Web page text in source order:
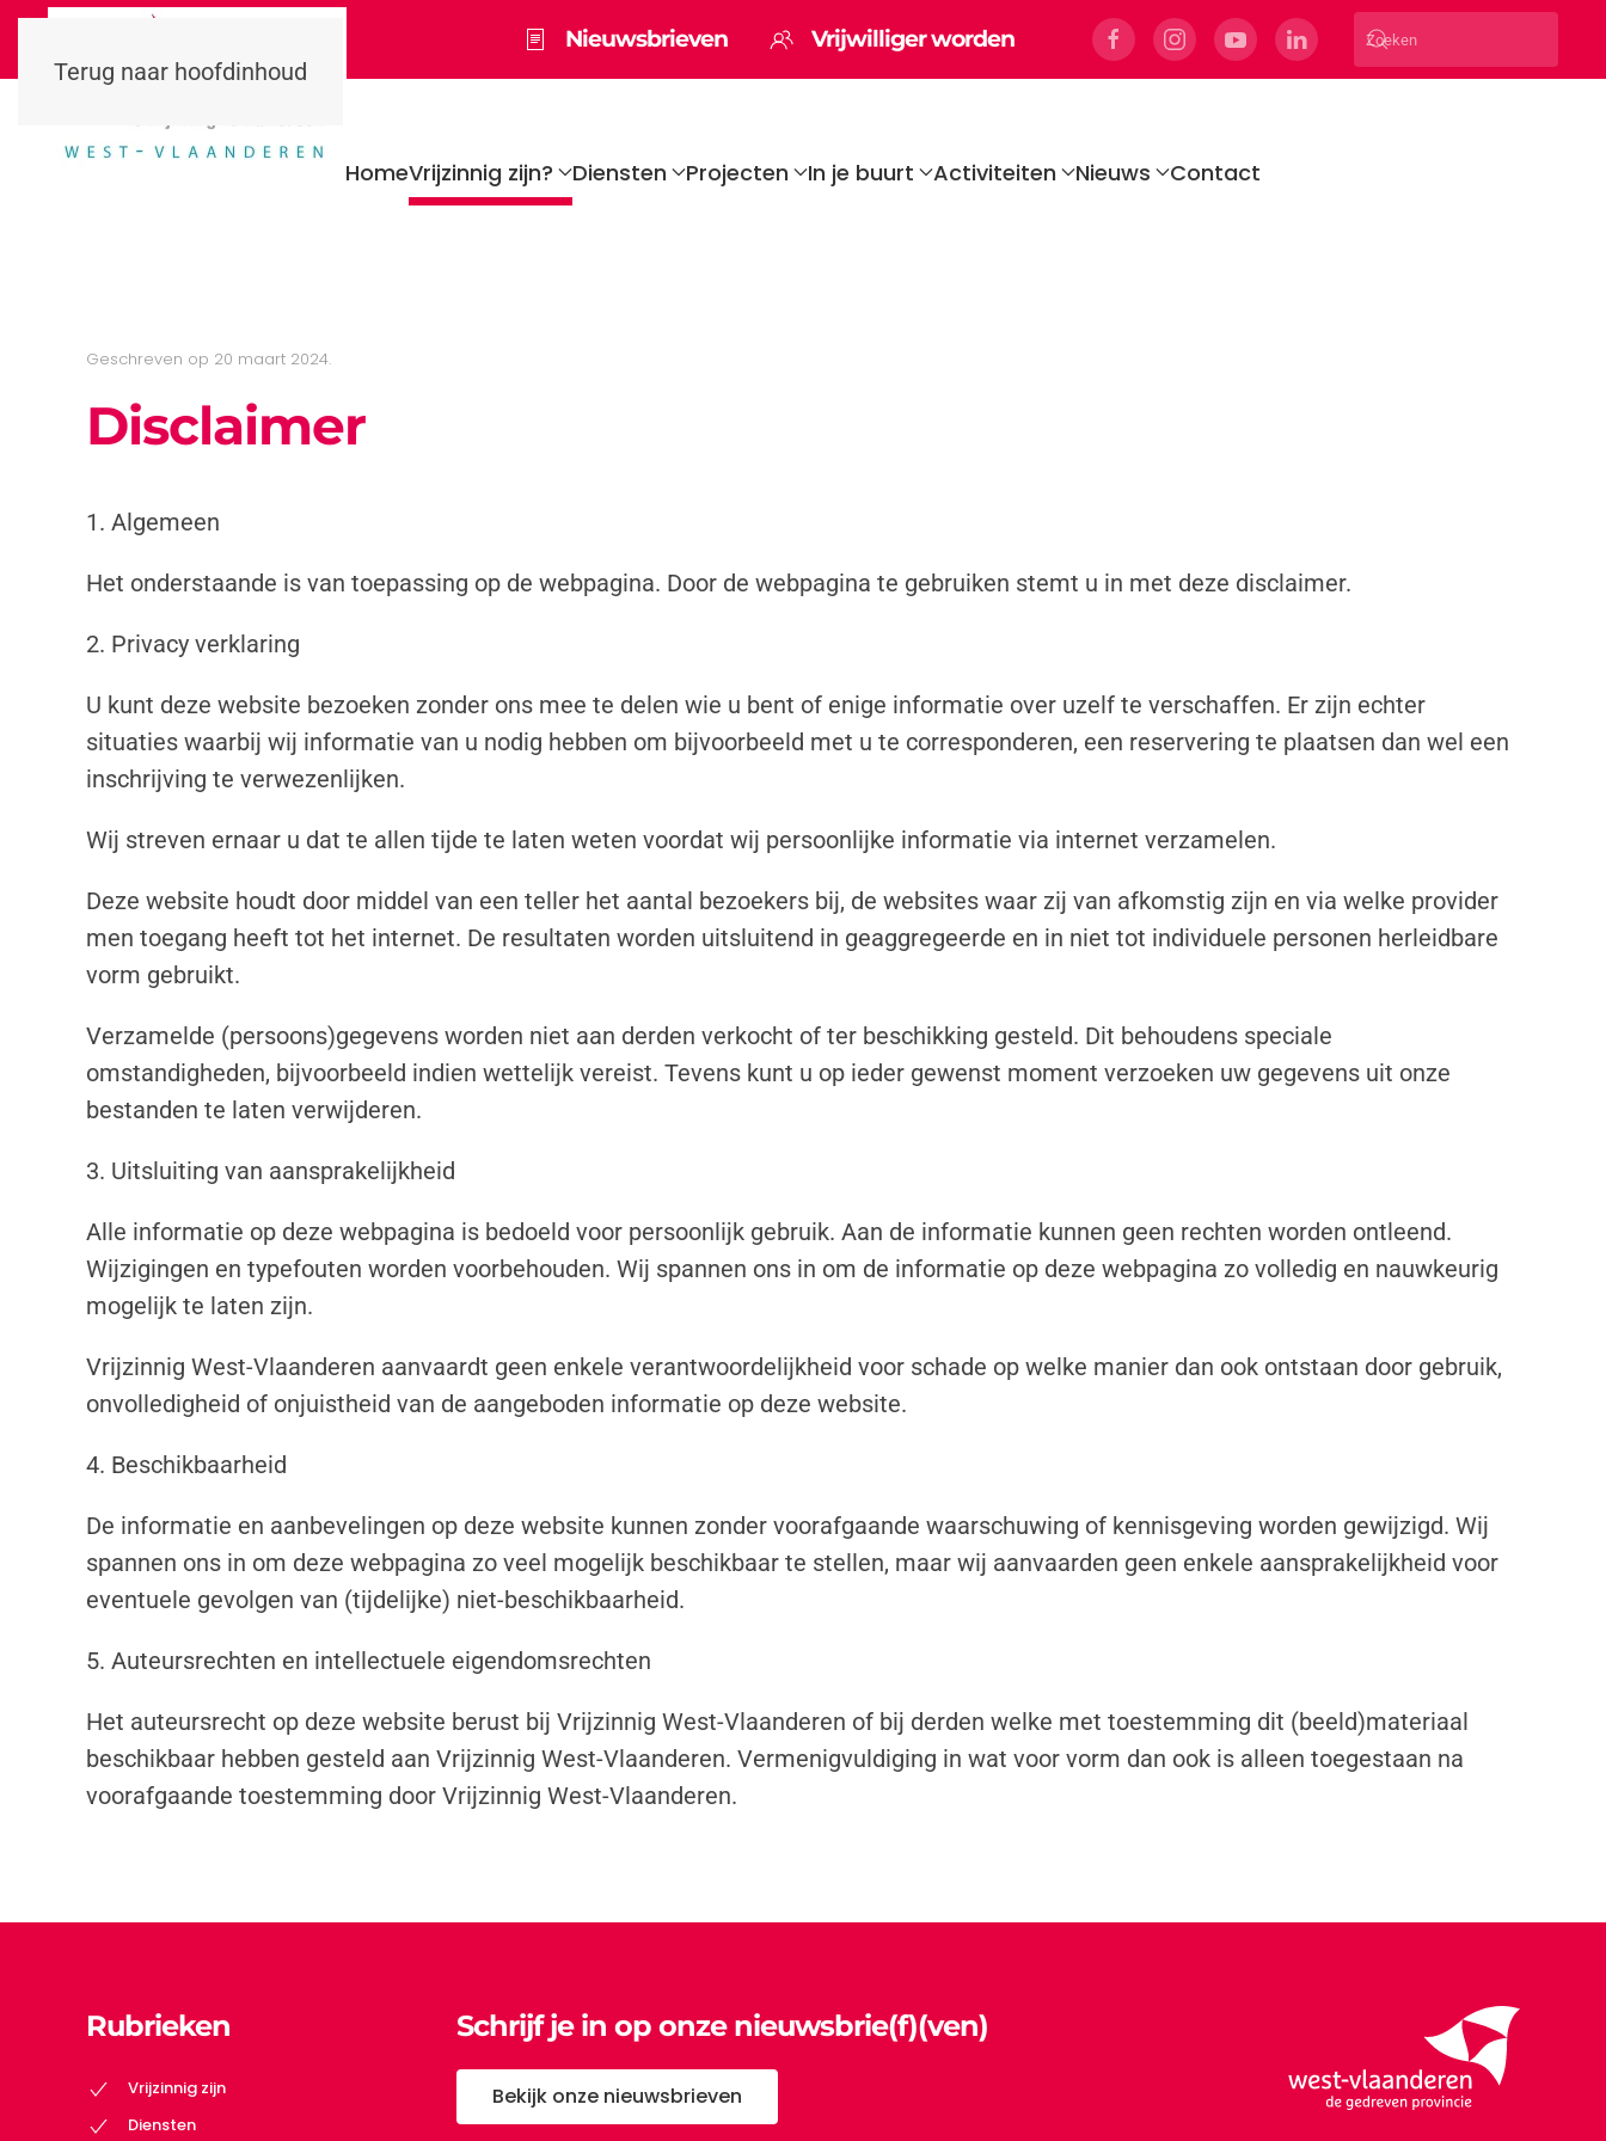
Terug naar hoofdinhoud
Nieuwsbrieven Vrijwilliger worden
HomeVrijzinnig zijn? Diensten Projecten In je buurt Activiteiten Nieuws Contact
Geschreven op 20 maart 2024.
Disclaimer
1. Algemeen
Het onderstaande is van toepassing op de webpagina. Door de webpagina te gebruiken stemt u in met deze disclaimer.
2. Privacy verklaring
U kunt deze website bezoeken zonder ons mee te delen wie u bent of enige informatie over uzelf te verschaffen. Er zijn echter
situaties waarbij wij informatie van u nodig hebben om bijvoorbeeld met u te corresponderen, een reservering te plaatsen dan wel een
inschrijving te verwezenlijken.
Wij streven ernaar u dat te allen tijde te laten weten voordat wij persoonlijke informatie via internet verzamelen.
Deze website houdt door middel van een teller het aantal bezoekers bij, de websites waar zij van afkomstig zijn en via welke provider
men toegang heeft tot het internet. De resultaten worden uitsluitend in geaggregeerde en in niet tot individuele personen herleidbare
vorm gebruikt.
Verzamelde (persoons)gegevens worden niet aan derden verkocht of ter beschikking gesteld. Dit behoudens speciale
omstandigheden, bijvoorbeeld indien wettelijk vereist. Tevens kunt u op ieder gewenst moment verzoeken uw gegevens uit onze
bestanden te laten verwijderen.
3. Uitsluiting van aansprakelijkheid
Alle informatie op deze webpagina is bedoeld voor persoonlijk gebruik. Aan de informatie kunnen geen rechten worden ontleend.
Wijzigingen en typefouten worden voorbehouden. Wij spannen ons in om de informatie op deze webpagina zo volledig en nauwkeurig
mogelijk te laten zijn.
Vrijzinnig West-Vlaanderen aanvaardt geen enkele verantwoordelijkheid voor schade op welke manier dan ook ontstaan door gebruik,
onvolledigheid of onjuistheid van de aangeboden informatie op deze website.
4. Beschikbaarheid
De informatie en aanbevelingen op deze website kunnen zonder voorafgaande waarschuwing of kennisgeving worden gewijzigd. Wij
spannen ons in om deze webpagina zo veel mogelijk beschikbaar te stellen, maar wij aanvaarden geen enkele aansprakelijkheid voor
eventuele gevolgen van (tijdelijke) niet-beschikbaarheid.
5. Auteursrechten en intellectuele eigendomsrechten
Het auteursrecht op deze website berust bij Vrijzinnig West-Vlaanderen of bij derden welke met toestemming dit (beeld)materiaal
beschikbaar hebben gesteld aan Vrijzinnig West-Vlaanderen. Vermenigvuldiging in wat voor vorm dan ook is alleen toegestaan na
voorafgaande toestemming door Vrijzinnig West-Vlaanderen.
Rubrieken
Vrijzinnig zijn
Diensten
Schrijf je in op onze nieuwsbrie(f)(ven)
Bekijk onze nieuwsbrieven